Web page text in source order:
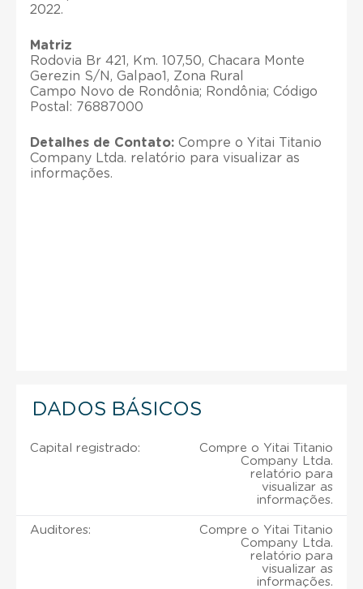
2022.
Matriz
Rodovia Br 421, Km. 107,50, Chacara Monte
Gerezin S/N, Galpao1, Zona Rural
Campo Novo de Rondônia; Rondônia; Código
Postal: 76887000
Detalhes de Contato: Compre o Yitai Titanio
Company Ltda. relatório para visualizar as
informações.
DADOS BÁSICOS
Capital registrado:
Compre o Yitai Titanio
Company Ltda.
relatório para
visualizar as
informações.
Auditores:
Compre o Yitai Titanio
Company Ltda.
relatório para
visualizar as
informações.